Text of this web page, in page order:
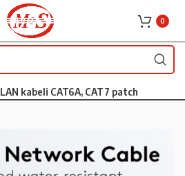
0
LAN kabeli CAT6A, CAT7 patch